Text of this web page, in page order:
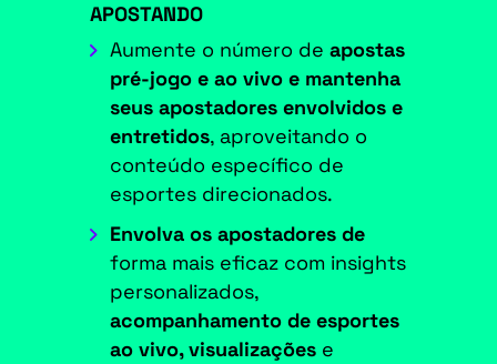
APOSTANDO
Aumente o número de apostas
pré-jogo e ao vivo e mantenha
seus apostadores envolvidos e
entretidos, aproveitando o
conteúdo específico de
esportes direcionados.
Envolva os apostadores de
forma mais eficaz com insights
personalizados,
acompanhamento de esportes
ao vivo, visualizações e